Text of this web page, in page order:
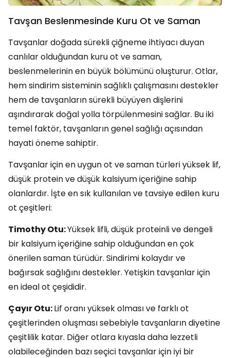
Tavşan Beslenmesinde Kuru Ot ve Saman
Tavşanlar doğada sürekli çiğneme ihtiyacı duyan
canlılar olduğundan kuru ot ve saman,
beslenmelerinin en büyük bölümünü oluşturur. Otlar,
hem sindirim sisteminin sağlıklı çalışmasını destekler
hem de tavşanların sürekli büyüyen dişlerini
aşındırarak doğal yolla törpülenmesini sağlar. Bu iki
temel faktör, tavşanların genel sağlığı açısından
hayati öneme sahiptir.
Tavşanlar için en uygun ot ve saman türleri yüksek lif,
düşük protein ve düşük kalsiyum içeriğine sahip
olanlardır. İşte en sık kullanılan ve tavsiye edilen kuru
ot çeşitleri:
Timothy Otu:Yüksek lifli, düşük proteinli ve dengeli
bir kalsiyum içeriğine sahip olduğundan en çok
önerilen saman türüdür. Sindirimi kolaydır ve
bağırsak sağlığını destekler. Yetişkin tavşanlar için
en ideal ot çeşididir.
Çayır Otu:Lif oranı yüksek olması ve farklı ot
çeşitlerinden oluşması sebebiyle tavşanların diyetine
çeşitlilik katar. Diğer otlara kıyasla daha lezzetli
olabileceğinden bazı seçici tavşanlar için iyi bir